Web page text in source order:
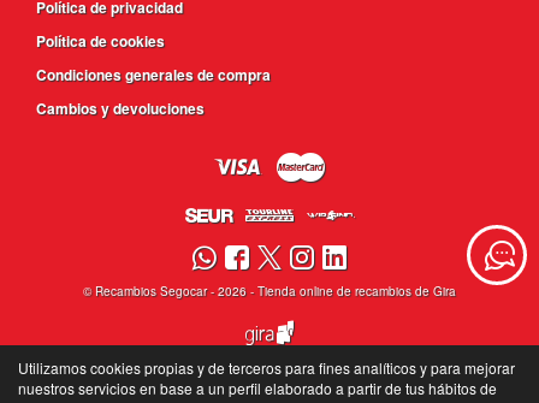
Política de privacidad
Política de cookies
Condiciones generales de compra
Cambios y devoluciones
© Recambios Segocar- 2026 -Tienda online de recambios de Gira
Utilizamos cookies propias y de terceros para fines analíticos y para mejorar
nuestros servicios en base a un perfil elaborado a partir de tus hábitos de